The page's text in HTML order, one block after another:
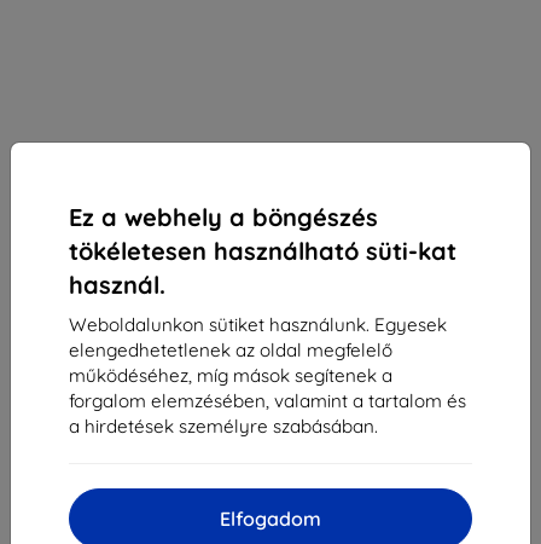
Ez a webhely a böngészés
tökéletesen használható süti-kat
használ.
Weboldalunkon sütiket használunk. Egyesek
elengedhetetlenek az oldal megfelelő
működéséhez, míg mások segítenek a
forgalom elemzésében, valamint a tartalom és
a hirdetések személyre szabásában.
Elfogadom
KIJELZŐVÉDŐ FÓLIA Prémiová ochranná + fólia
displeja CELLY pre Sony Xperia Z1 Compact,
lesklá, 2ks
Alkalmas: Sony Xperia Z1 Compact
2 490 Ft